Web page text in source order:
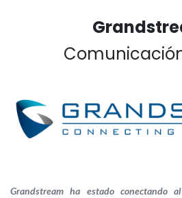
Grandstream ha estado conectando